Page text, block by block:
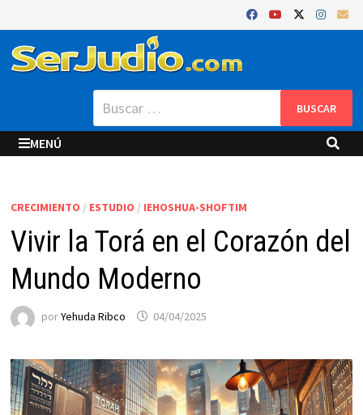
al
contenido
Buscar:
MENÚ
CRECIMIENTO / ESTUDIO / IEHOSHUA-SHOFTIM
Vivir la Torá en el Corazón del
Mundo Moderno
porYehuda Ribco 04/04/2025